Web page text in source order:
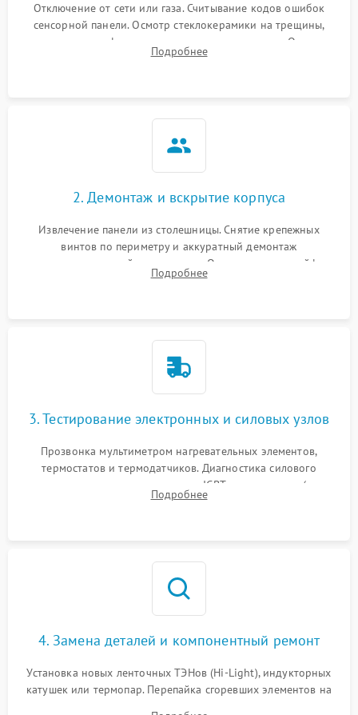
Отключение от сети или газа. Считывание кодов ошибок
сенсорной панели. Осмотр стеклокерамики на трещины,
проверка конфорок на равномерность нагрева. Опрос
клиента о симптомах (не включается, не видит посуду,
Подробнее
2. Демонтаж и вскрытие корпуса
Извлечение панели из столешницы. Снятие крепежных
винтов по периметру и аккуратный демонтаж
стеклокерамической поверхности. Отсоединение шлейфов
сенсорного блока для доступа к силовым платам, катушкам
Подробнее
3. Тестирование электронных и силовых узлов
Прозвонка мультиметром нагревательных элементов,
термостатов и термодатчиков. Диагностика силового
модуля, реле, диодных мостов и IGBT-транзисторов (для
индукции). Проверка кранов и газ-контроля (для газовых
Подробнее
4. Замена деталей и компонентный ремонт
Установка новых ленточных ТЭНов (Hi-Light), индукторных
катушек или термопар. Перепайка сгоревших элементов на